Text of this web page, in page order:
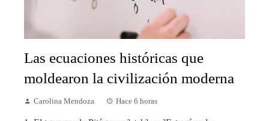
Las ecuaciones históricas que
moldearon la civilización moderna
Carolina Mendoza Hace 6 horas